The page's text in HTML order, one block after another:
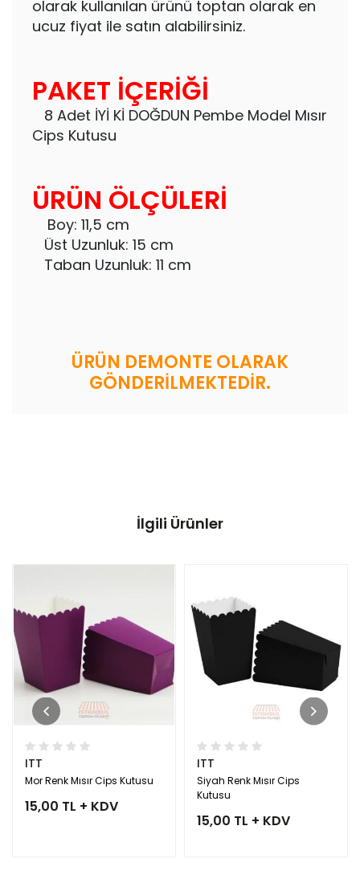
olarak kullanılan ürünü toptan olarak en
ucuz fiyat ile satın alabilirsiniz.
PAKET İÇERİĞİ
8 Adet İYİ Kİ DOĞDUN Pembe Model Mısır
Cips Kutusu
ÜRÜN ÖLÇÜLERİ
Boy: 11,5 cm
Üst Uzunluk: 15 cm
Taban Uzunluk: 11 cm
ÜRÜN DEMONTE OLARAK
GÖNDERİLMEKTEDİR.
İlgili Ürünler
ITT
Mor Renk Mısır Cips Kutusu
15,00 TL + KDV
ITT
Siyah Renk Mısır Cips
Kutusu
15,00 TL + KDV